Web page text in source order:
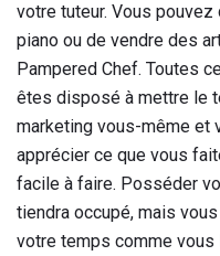
votre tuteur. Vous
piano ou de vendre des
Pampered Chef. Toutes
êtes disposé à mettre le
marketing vous-même et
apprécier ce que vous
facile à faire. Posséder
tiendra occupé, mais
votre temps comme